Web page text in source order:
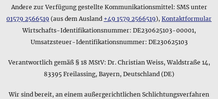
Angaben zum Lieferumfang des Produkts Verbundene
Quadrate • Ohrstecker - diese lauten im Detail: im 10,0 x 7,5
cm großen attraktiven Schmuckbeutel
Wie breit, lang und hoch ist das Produkt Verbundene
Das Produkt Verbundene Quadrate • Ohrstecker hat folgende
Größe: ca. 2,2 *cm* lang und 0,6 *cm* breit, Höhe ca. 0,3
Andere zur Verfügung gestellte Kommunikationsmittel: SMS unter
01579 2566519 (aus dem Ausland +49 1579 2566519), Kontaktformular
Wirtschafts-Identifikationsnummer: DE230625103-00001,
Umsatzsteuer-Identifikationsnummer: DE230625103
Verantwortlich gemäß § 18 MStV: Dr. Christian Weiss, Waldstraße 14,
83395 Freilassing, Bayern, Deutschland (DE)
Wir sind bereit, an einem außergerichtlichen Schlichtungsverfahren